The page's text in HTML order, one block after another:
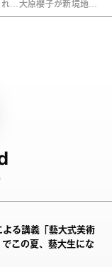
…大原櫻子が新境地を
よる講義「藝大式美術
でこの夏、藝大生にな